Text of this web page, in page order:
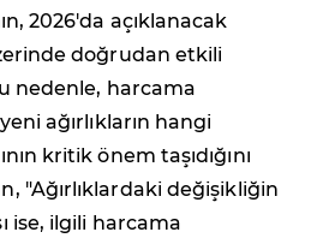
2026'da açıklanacak
doğrudan etkili
nedenle, harcama
ağırlıkların hangi
kritik önem taşıdığını
"Ağırlıklardaki değişikliğin
ise, ilgili harcama